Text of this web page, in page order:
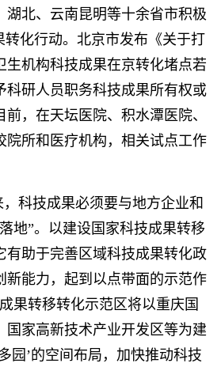
湖北、云南昆明等十余省市积极
转化行动。北京市发布《关于打
生机构科技成果在京转化堵点若
科研人员职务科技成果所有权或
，在天坛医院、积水潭医院、
院所和医疗机构，相关试点工作
科技成果必须要与地方企业和
地”。以建设国家科技成果转移
有助于完善区域科技成果转化政
新能力，起到以点带面的示范作
果转移转化示范区将以重庆国
国家高新技术产业开发区等为建
园’的空间布局，加快推动科技